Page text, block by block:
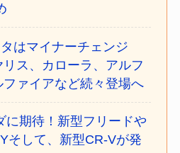
はマイナーチェンジ
リス、カローラ、アルフ
ファイアなど続々登場へ
に期待！新型フリードや
そして、新型CR-Vが発